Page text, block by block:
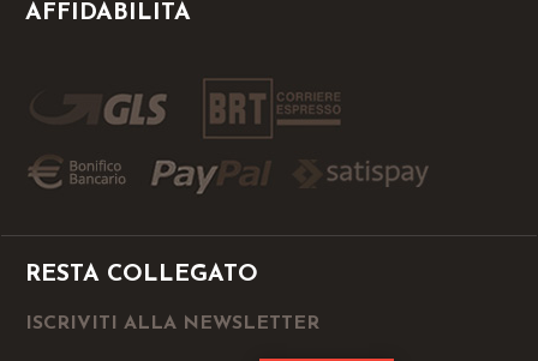
AFFIDABILITÀ
RESTA COLLEGATO
ISCRIVITI ALLA NEWSLETTER